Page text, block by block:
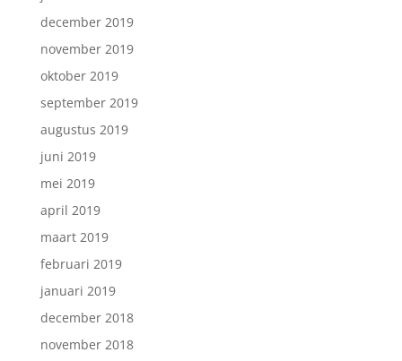
december 2019
november 2019
oktober 2019
september 2019
augustus 2019
juni 2019
mei 2019
april 2019
maart 2019
februari 2019
januari 2019
december 2018
november 2018